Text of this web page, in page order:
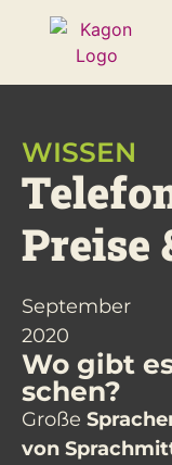
WISSEN
Preise
September
2020
Wo gibt
schen?
Große
von